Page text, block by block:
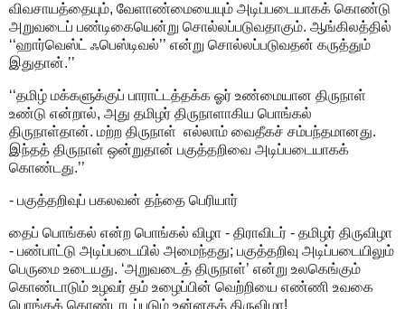
விவசாயத்தையும், வேளாண்மையையும் அடிப்படையாகக் கொண்டு
அறுவடைப் பண்டிகையென்று சொல்லப்படுவதாகும். ஆங்கிலத்தில்
‘‘ஹார்வெஸ்ட் ஃபெஸ்டிவல்’’ என்று சொல்லப்படுவதன் கருத்தும்
இதுதான்.’’
‘‘தமிழ் மக்களுக்குப் பாராட்டத்தக்க ஓர் உண்மையான திருநாள்
உண்டு என்றால், அது தமிழர் திருநாளாகிய பொங்கல்
திருநாள்தான். மற்ற திருநாள் எல்லாம் வைதீகச் சம்பந்தமானது.
இந்தத் திருநாள் ஒன்றுதான் பகுத்தறிவை அடிப்படையாகக்
கொண்டது.’’
- பகுத்தறிவுப் பகலவன் தந்தை பெரியார்
தைப் பொங்கல் என்ற பொங்கல் விழா - திராவிடர் - தமிழர் திருவிழா
- பண்பாட்டு அடிப்படையில் அமைந்தது; பகுத்தறிவு அடிப்படையிலும்
பெருமை உடையது. ‘அறுவடைத் திருநாள்’ என்று உலகெங்கும்
கொண்டாடும் உழவர் தம் உழைப்பின் வெற்றியை எண்ணி உவகை
பொங்கக் கொண்டாடப்படும் உன்னதத் திருவிழா!